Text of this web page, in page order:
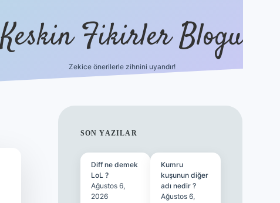
Keskin Fikirler Blogu
Zekice önerilerle zihnini uyandır!
SIDEBAR
SON YAZILAR
Diff ne demek
LoL ?
Ağustos 6,
2026
Kumru
kuşunun diğer
adı nedir ?
Ağustos 6,